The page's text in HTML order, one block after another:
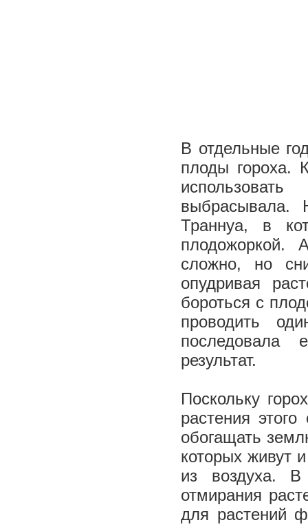
В отдельные
плоды гороха.
Траннуа, в
плодожоркой.
сложно, но
опудривая
бороться с
проводить
последовала
результат.
Поскольку
растения
обогащать
которых живут
из воздуха. В
отмирания
для растений